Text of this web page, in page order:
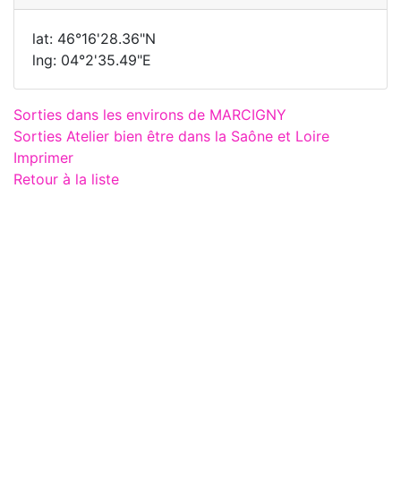
lat: 46°16'28.36"N
lng: 04°2'35.49"E
Sorties dans les environs de MARCIGNY
Sorties Atelier bien être dans la Saône et Loire
Imprimer
Retour à la liste